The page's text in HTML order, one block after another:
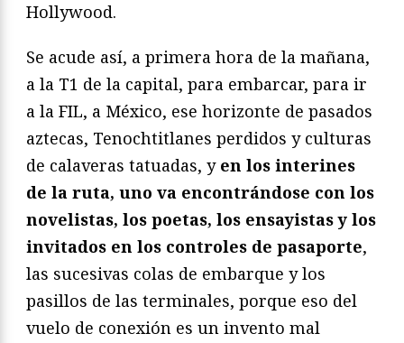
Hollywood.
Se acude así, a primera hora de la mañana,
a la T1 de la capital, para embarcar, para ir
a la FIL, a México, ese horizonte de pasados
aztecas, Tenochtitlanes perdidos y culturas
de calaveras tatuadas, y en los interines
de la ruta, uno va encontrándose con los
novelistas, los poetas, los ensayistas y los
invitados en los controles de pasaporte,
las sucesivas colas de embarque y los
pasillos de las terminales, porque eso del
vuelo de conexión es un invento mal